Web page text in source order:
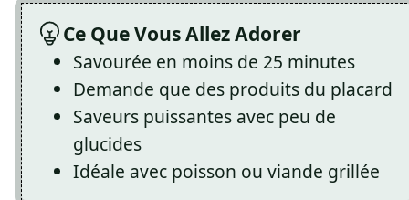
Ce Que Vous Allez Adorer
Savourée en moins de 25 minutes
Demande que des produits du placard
Saveurs puissantes avec peu de
glucides
Idéale avec poisson ou viande grillée